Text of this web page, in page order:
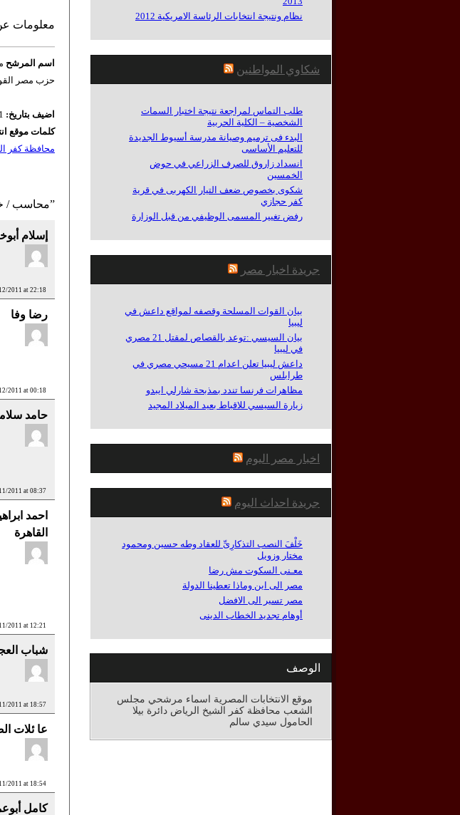
معلومات
اسم المرشح
حزب مصر
اضيف بتاريخ:
كلمات موقع
محافظة كفر
15 رد واحد to “محاسب / خالد محمد سلامة”
إسلام
2011 at 22:18
رضا وفا
2011 at 00:18
حامد
2011 at 08:37
احمد
القاهرة
2011 at 12:21
شباب
2011 at 18:57
عا ئلات
2011 at 18:54
كامل
نظام ونتيجة انتخابات الرئاسة الامريكية 2012
شكاوي المواطنين
طلب التماس لمراجعة نتيجة اختبار السمات
الشخصية – الكلية الحربية
البدء فى ترميم وصيانة مدرسة أسيوط الجديدة
للتعليم الأساسى
انسداد زاروق للصرف الزراعي في حوض
الخمسين
شكوى بخصوص ضعف التيار الكهربى في قرية
كفر حجازي
رفض تغيير المسمى الوظيفي من قبل الوزارة
جريدة اخبار مصر
بيان القوات المسلحة وقصفه لمواقع داعش في
ليبيا
بيان السيسي :توعد بالقصاص لمقتل 21 مصري
في ليبيا
داعش ليبيا تعلن اعدام 21 مسيحي مصري في
طرابلس
مظاهرات فرنسا تندد بمذبحة شارلي ايبدو
زيارة السيسي للاقباط بعيد الميلاد المجيد
اخبار مصر اليوم
جريدة احداث اليوم
خَلْفَ النصب التذكارِىِّ للعقاد وطه حسين ومحمود
مختار وزويل
معـنى السكوت مش رضا
مصر الى اين وماذا تعطينا الدولة
مصر تسير الى الافضل
أوهام تجديد الخطاب الدينى
الوصف
موقع الانتخابات المصرية اسماء مرشحي مجلس
الشعب محافظة كفر الشيخ الرياض دائرة بيلا
الحامول سيدي سالم